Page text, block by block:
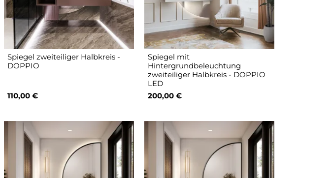
Spiegel zweiteiliger Halbkreis -
DOPPIO
110,00 €
Spiegel mit
Hintergrundbeleuchtung
zweiteiliger Halbkreis - DOPPIO
LED
200,00 €